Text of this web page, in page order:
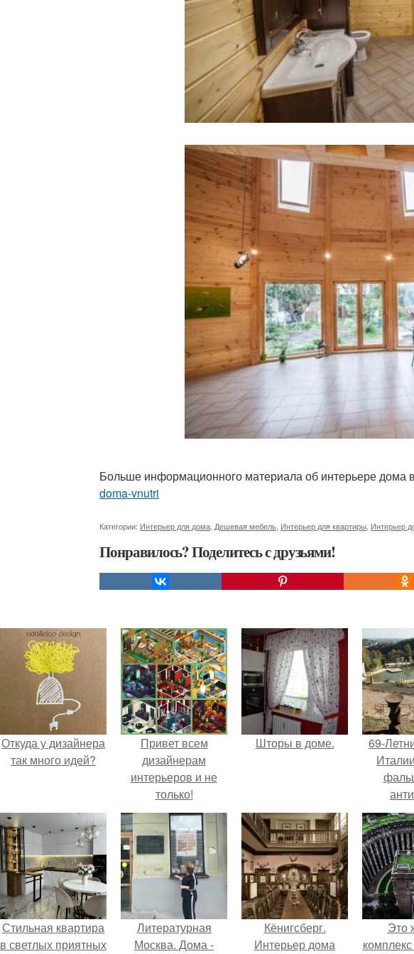
Больше информационного материала об интерьере дома
doma-vnutri
Категории: Интерьер для дома Дешевая мебель Интерьер для квартиры Интерьер
Понравилось? Поделитесь с друзьями!
Откуда у дизайнера
так много идей?
Привет всем
дизайнерам
интерьеров и не
только!
Шторы в доме.
69-
его за
Стильная квартира
в светлых приятных
Литературная
Москва. Дома -
Кёнигсберг.
Интерьер дома
Это